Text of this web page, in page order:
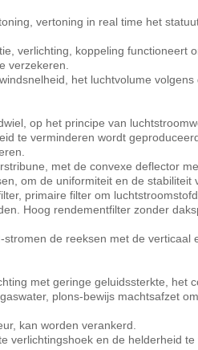
vertoning in real time het
verlichting, koppeling functioneert
verzekeren.
het luchtvolume
op het principe van
te verminderen wordt
met de convexe deflector
om de uniformiteit en de stabiliteit
primaire filter om
Hoog rendementfilter zonder
de reeksen met de verticaal
met geringe geluidssterkte, het
plons-bewijs machtsafzet
kan worden verankerd.
verlichtingshoek en de helderheid